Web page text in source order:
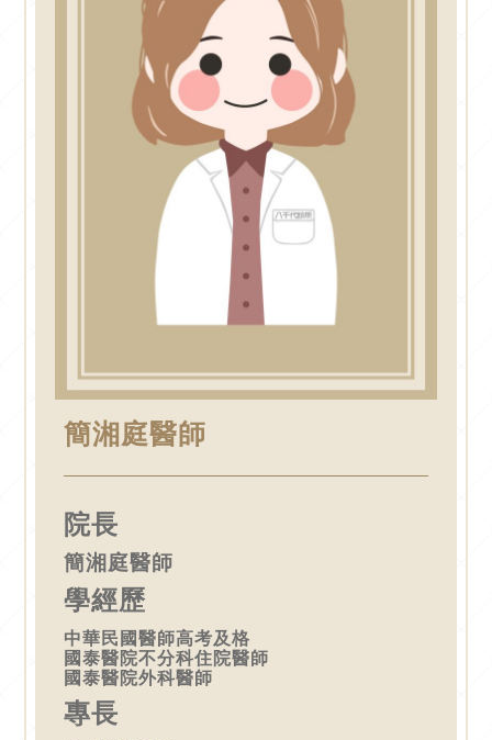
簡湘庭醫師
院長
簡湘庭醫師
學經歷
中華民國醫師高考及格
國泰醫院不分科住院醫師
國泰醫院外科醫師
專長